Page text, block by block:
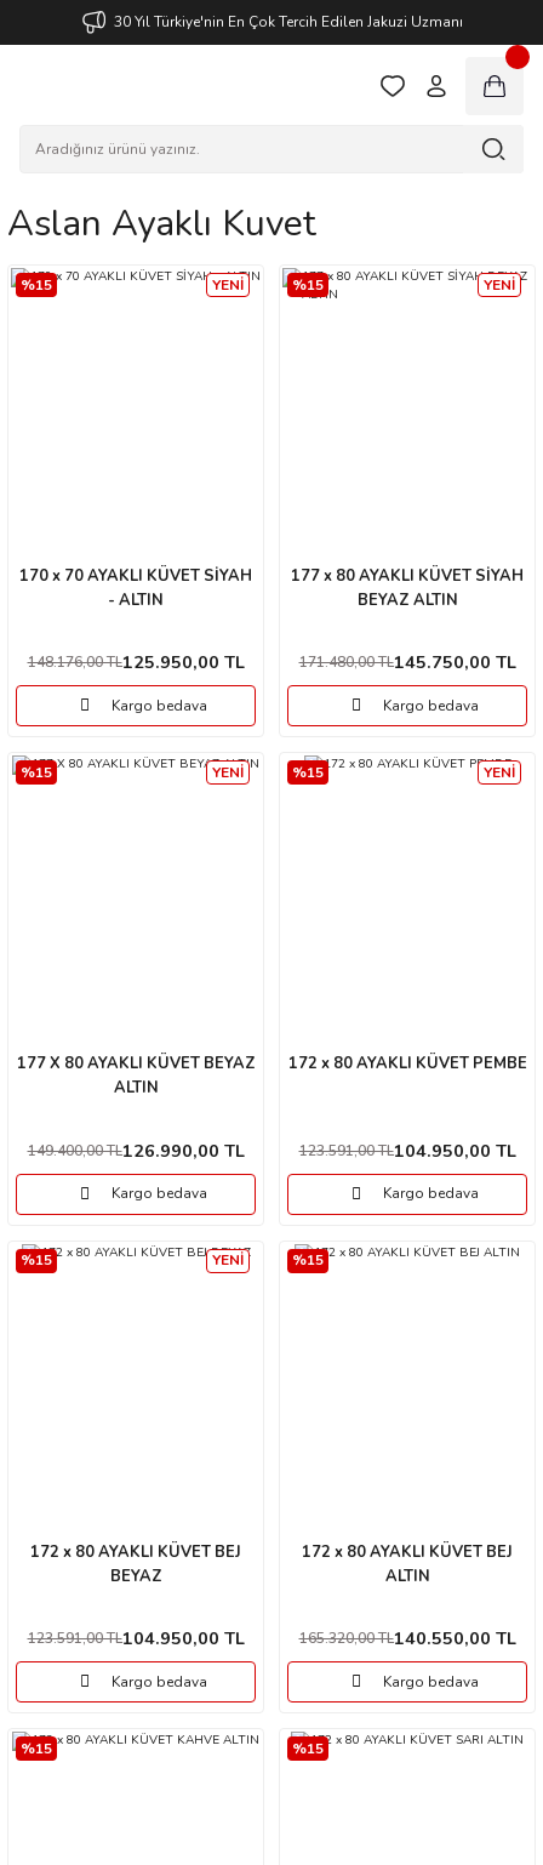
30 Yıl Türkiye'nin En Çok Tercih Edilen Jakuzi Uzmanı
Aslan Ayaklı Kuvet
%15 YENİ
170 x 70 AYAKLI KÜVET SİYAH
- ALTIN
148.176,00 TL125.950,00 TL
Kargo bedava
%15 YENİ
177 x 80 AYAKLI KÜVET SİYAH
BEYAZ ALTIN
171.480,00 TL145.750,00 TL
Kargo bedava
%15 YENİ
177 X 80 AYAKLI KÜVET BEYAZ
ALTIN
149.400,00 TL126.990,00 TL
Kargo bedava
%15 YENİ
172 x 80 AYAKLI KÜVET PEMBE
123.591,00 TL104.950,00 TL
Kargo bedava
%15 YENİ
172 x 80 AYAKLI KÜVET BEJ
BEYAZ
123.591,00 TL104.950,00 TL
Kargo bedava
%15
172 x 80 AYAKLI KÜVET BEJ
ALTIN
165.320,00 TL140.550,00 TL
Kargo bedava
%15 %15